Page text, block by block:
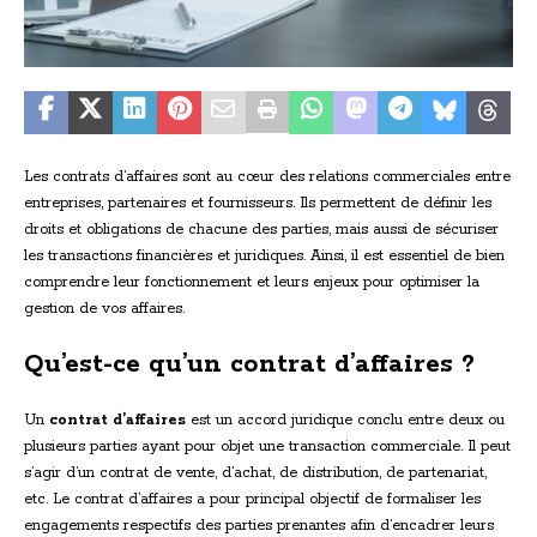
Les contrats d’affaires sont au cœur des relations commerciales entre
entreprises, partenaires et fournisseurs. Ils permettent de définir les
droits et obligations de chacune des parties, mais aussi de sécuriser
les transactions financières et juridiques. Ainsi, il est essentiel de bien
comprendre leur fonctionnement et leurs enjeux pour optimiser la
gestion de vos affaires.
Qu’est-ce qu’un contrat d’affaires ?
Un contrat d’affaires est un accord juridique conclu entre deux ou
plusieurs parties ayant pour objet une transaction commerciale. Il peut
s’agir d’un contrat de vente, d’achat, de distribution, de partenariat,
etc. Le contrat d’affaires a pour principal objectif de formaliser les
engagements respectifs des parties prenantes afin d’encadrer leurs